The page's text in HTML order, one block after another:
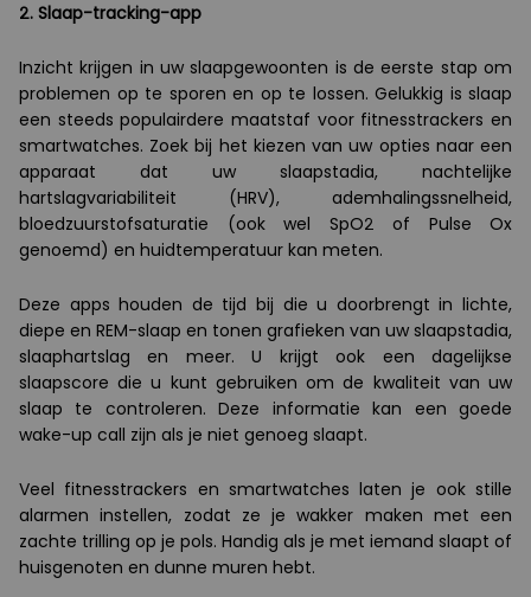
2. Slaap-tracking-app
Inzicht krijgen in uw slaapgewoonten is de eerste stap om
problemen op te sporen en op te lossen. Gelukkig is slaap
een steeds populairdere maatstaf voor fitnesstrackers en
smartwatches. Zoek bij het kiezen van uw opties naar een
apparaat dat uw slaapstadia, nachtelijke
hartslagvariabiliteit (HRV), ademhalingssnelheid,
bloedzuurstofsaturatie (ook wel SpO2 of Pulse Ox
genoemd) en huidtemperatuur kan meten.
Deze apps houden de tijd bij die u doorbrengt in lichte,
diepe en REM-slaap en tonen grafieken van uw slaapstadia,
slaaphartslag en meer. U krijgt ook een dagelijkse
slaapscore die u kunt gebruiken om de kwaliteit van uw
slaap te controleren. Deze informatie kan een goede
wake-up call zijn als je niet genoeg slaapt.
Veel fitnesstrackers en smartwatches laten je ook stille
alarmen instellen, zodat ze je wakker maken met een
zachte trilling op je pols. Handig als je met iemand slaapt of
huisgenoten en dunne muren hebt.